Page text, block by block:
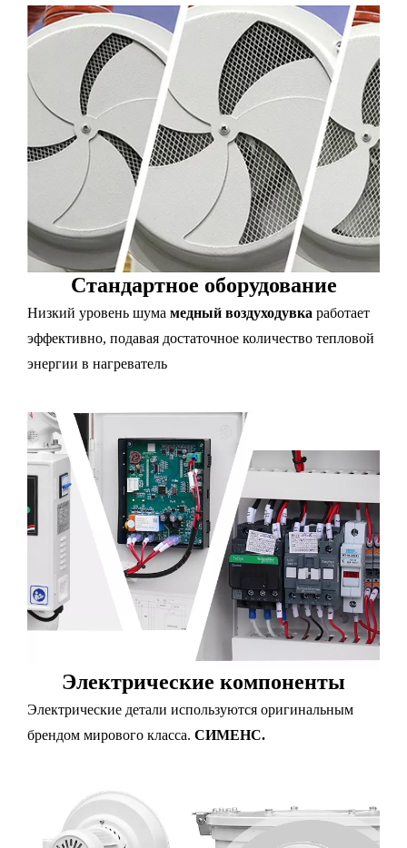
Стандартное оборудование
Низкий уровень шума медный воздуходувка работает
эффективно, подавая достаточное количество тепловой
энергии в нагреватель
Электрические компоненты
Электрические детали используются оригинальным
брендом мирового класса. СИМЕНС.